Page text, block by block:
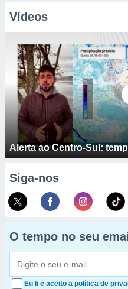
Vídeos
Alerta ao Centro-Sul:
Siga-nos
O tempo no seu
Eu li e aceito a política de